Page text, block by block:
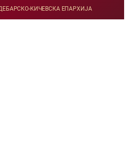
КИЧЕВСКА ЕПАРХИЈА